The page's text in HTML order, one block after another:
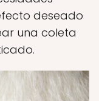
deseado
una coleta